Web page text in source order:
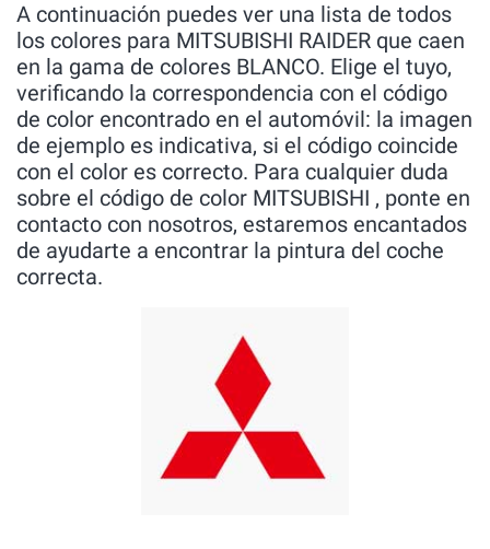
A continuación puedes ver una lista de todos
los colores para MITSUBISHI RAIDER que caen
en la gama de colores BLANCO. Elige el tuyo,
verificando la correspondencia con el código
de color encontrado en el automóvil: la imagen
de ejemplo es indicativa, si el código coincide
con el color es correcto. Para cualquier duda
sobre el código de color MITSUBISHI , ponte en
contacto con nosotros, estaremos encantados
de ayudarte a encontrar la pintura del coche
correcta.